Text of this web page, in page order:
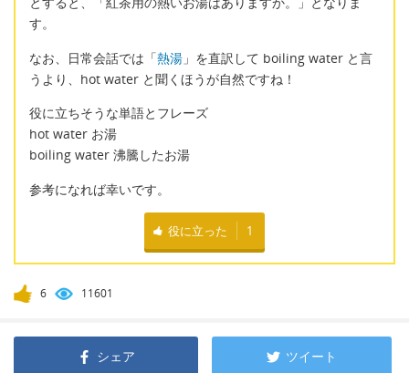
す。
なお、日常会話では「熱湯 」を直訳して boiling water と言
うより、hot water と聞くほうが自然ですね！
役に立ちそうな単語とフレーズ
hot water お湯
boiling water 沸騰したお湯
参考になれば幸いです。
役に立った 1
6 11601
シェア ツイート